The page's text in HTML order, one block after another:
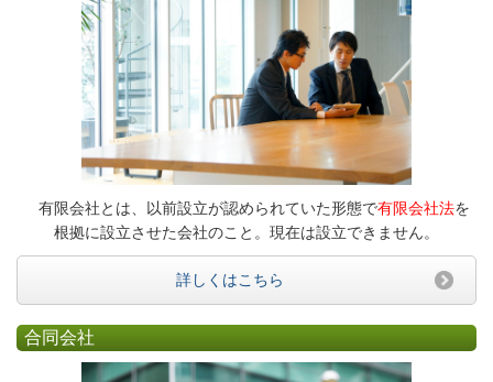
有限会社とは、以前設立が認められていた形態で有限会社法を
根拠に設立させた会社のこと。現在は設立できません。
詳しくはこちら
合同会社